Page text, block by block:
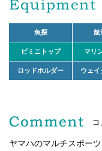
魚探 航
ビミニトップ マリ
ロッドホルダー ウェイ
ヤマハのマルチスポー